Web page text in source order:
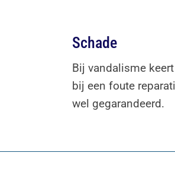
Schade
Bij vandalisme
bij een foute
wel gegarandeerd.